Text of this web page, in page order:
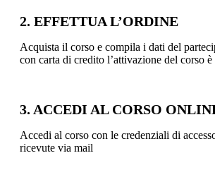
2. EFFETTUA L’ORDINE
Acquista il corso e compila i dati del
con carta di credito l’attivazione del corso
3. ACCEDI AL CORSO
Accedi al corso con le credenziali di
ricevute via mail